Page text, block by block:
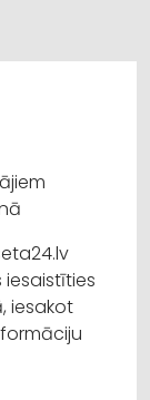
iesakot